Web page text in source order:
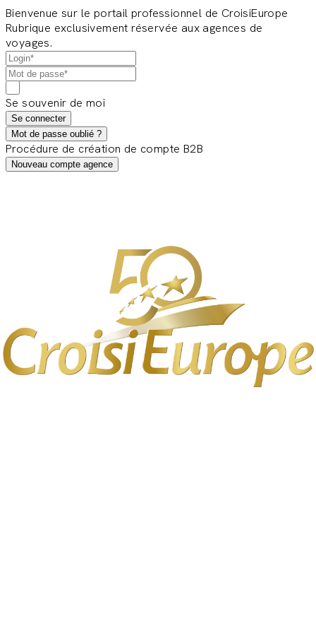
Bienvenue sur le portail professionnel de CroisiEurope
Rubrique exclusivement réservée aux agences de
voyages.
Se souvenir de moi
Se connecter
Mot de passe oublié ?
Procédure de création de compte B2B
Nouveau compte agence